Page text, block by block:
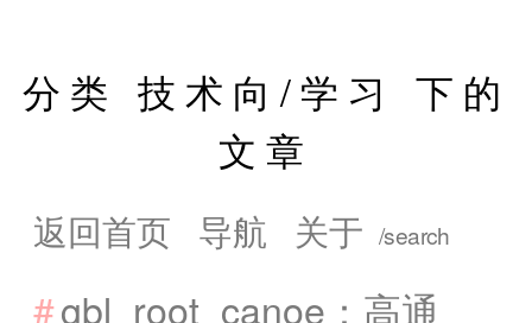
分类 技术向/学习 下的
文章
返回首页 导航 关于
gbl_root_canoe：高通